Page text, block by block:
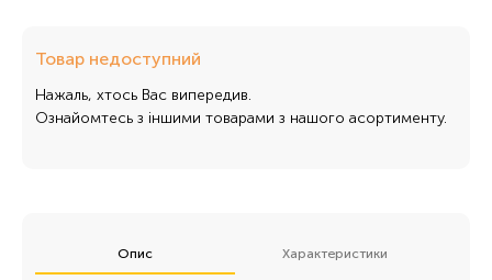
Товар недоступний
Нажаль, хтось Вас випередив.
Ознайомтесь з іншими товарами з нашого асортименту.
Опис Характеристики